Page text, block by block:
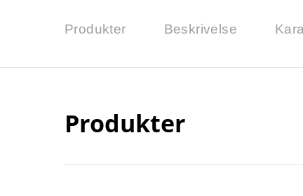
Produkter Beskrivelse
Produkter